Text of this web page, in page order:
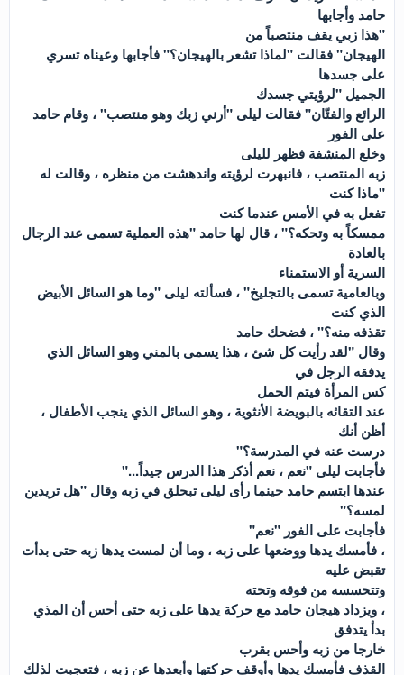
حامد وأجابها
"هذا زبي يقف منتصباً من
الهيجان" فقالت "لماذا تشعر بالهيجان؟" فأجابها وعيناه تسري
على جسدها
الجميل "لرؤيتي جسدك
الرائع والفتّان" فقالت ليلى "أرني زبك وهو منتصب" ، وقام حامد
على الفور
وخلع المنشفة فظهر لليلى
زبه المنتصب ، فانبهرت لرؤيته واندهشت من منظره ، وقالت له
"ماذا كنت
تفعل به في الأمس عندما كنت
ممسكاً به وتحكه؟" ، قال لها حامد "هذه العملية تسمى عند الرجال
بالعادة
السرية أو الاستمناء
وبالعامية تسمى بالتجليخ" ، فسألته ليلى "وما هو السائل الأبيض
الذي كنت
تقذفه منه؟" ، فضحك حامد
وقال "لقد رأيت كل شئ ، هذا يسمى بالمني وهو السائل الذي
يدفقه الرجل في
كس المرأة فيتم الحمل
عند التقائه بالبويضة الأنثوية ، وهو السائل الذي ينجب الأطفال ،
أظن أنك
درست عنه في المدرسة؟"
فأجابت ليلى "نعم ، نعم أذكر هذا الدرس جيداً..."
عندها ابتسم حامد حينما رأى ليلى تبحلق في زبه وقال "هل تريدين
لمسه؟"
فأجابت على الفور "نعم"
، فأمسك يدها ووضعها على زبه ، وما أن لمست يدها زبه حتى بدأت
تقبض عليه
وتتحسسه من فوقه وتحته
، ويزداد هيجان حامد مع حركة يدها على زبه حتى أحس أن المذي
بدأ يتدفق
خارجا من زبه وأحس بقرب
القذف فأمسك يدها وأوقف حركتها وأبعدها عن زبه ، فتعجبت لذلك